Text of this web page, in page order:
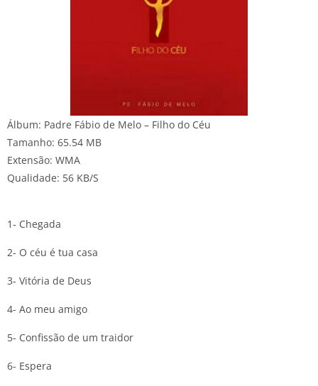
Álbum: Padre Fábio de Melo – Filho do Céu
Tamanho: 65.54 MB
Extensão: WMA
Qualidade: 56 KB/S
1- Chegada
2- O céu é tua casa
3- Vitória de Deus
4- Ao meu amigo
5- Confissão de um traidor
6- Espera